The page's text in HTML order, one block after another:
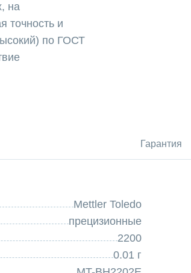
на
точность и
по ГОСТ
португальский,
и т. д.)
Гарантия
Mettler Toledo
прецизионные
2200
0.01 г